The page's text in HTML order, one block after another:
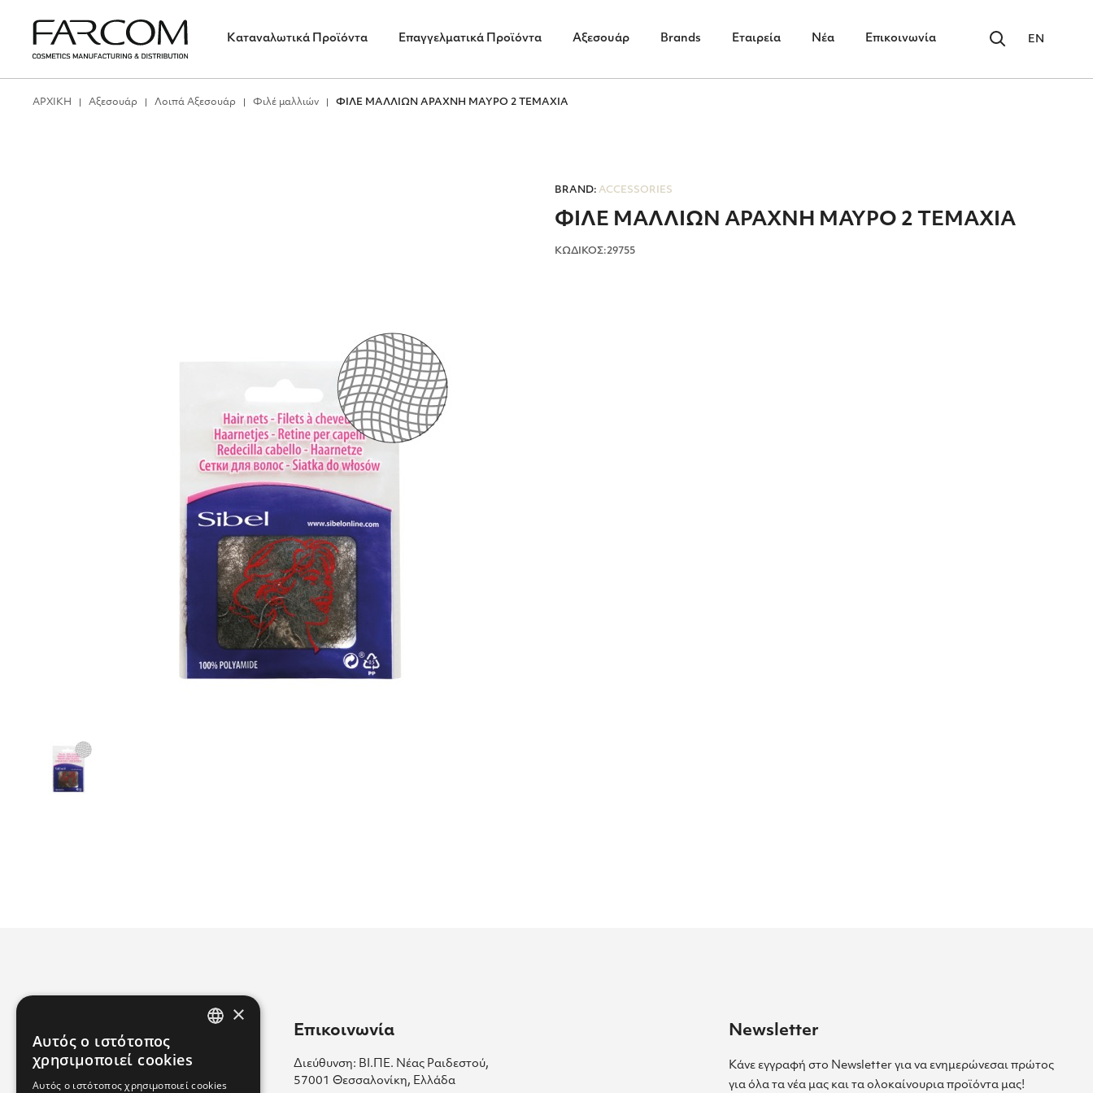
Καταναλωτικά Προϊόντα Επαγγελματικά Προϊόντα Αξεσουάρ Brands Εταιρεία Νέα Επικοινωνία EN
ΑΡΧΙΚΗ Αξεσουάρ Λοιπά Αξεσουάρ Φιλέ μαλλιών ΦΙΛΕ ΜΑΛΛΙΩΝ ΑΡΑΧΝΗ MΑΥΡΟ 2 ΤΕΜΑΧΙΑ
BRAND: ACCESSORIES
ΦΙΛΕ ΜΑΛΛΙΩΝ ΑΡΑΧΝΗ MΑΥΡΟ 2 ΤΕΜΑΧΙΑ
ΚΩΔΙΚΟΣ:29755
Χρήσιμοι Σύνδεσμοι
Επικοινωνία
Επικοινωνία
Διεύθυνση: ΒΙ.ΠΕ. Νέας Ραιδεστού,
57001 Θεσσαλονίκη, Ελλάδα
Newsletter
Κάνε εγγραφή στο Newsletter για να ενημερώνεσαι πρώτος
για όλα τα νέα μας και τα ολοκαίνουρια προϊόντα μας!
×
Αυτός ο ιστότοπος
χρησιμοποιεί cookies
Αυτός ο ιστότοπος χρησιμοποιεί cookies